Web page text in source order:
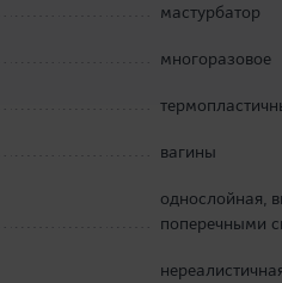
мастурбатор
многоразовое
вагины
однослойная,
поперечными